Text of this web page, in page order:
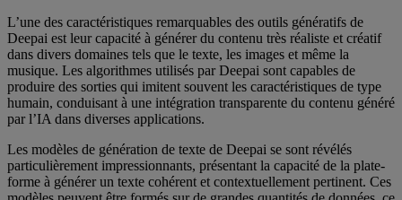
L’une des caractéristiques remarquables des outils génératifs de
Deepai est leur capacité à générer du contenu très réaliste et créatif
dans divers domaines tels que le texte, les images et même la
musique. Les algorithmes utilisés par Deepai sont capables de
produire des sorties qui imitent souvent les caractéristiques de type
humain, conduisant à une intégration transparente du contenu généré
par l’IA dans diverses applications.
Les modèles de génération de texte de Deepai se sont révélés
particulièrement impressionnants, présentant la capacité de la plate-
forme à générer un texte cohérent et contextuellement pertinent. Ces